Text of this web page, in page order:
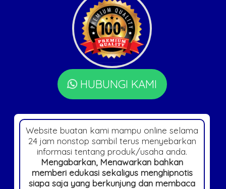
HUBUNGI KAMI
Website buatan kami mampu online selama
24 jam nonstop sambil terus menyebarkan
informasi tentang produk/usaha anda.
Mengabarkan, Menawarkan bahkan
memberi edukasi sekaligus menghipnotis
siapa saja yang berkunjung dan membaca